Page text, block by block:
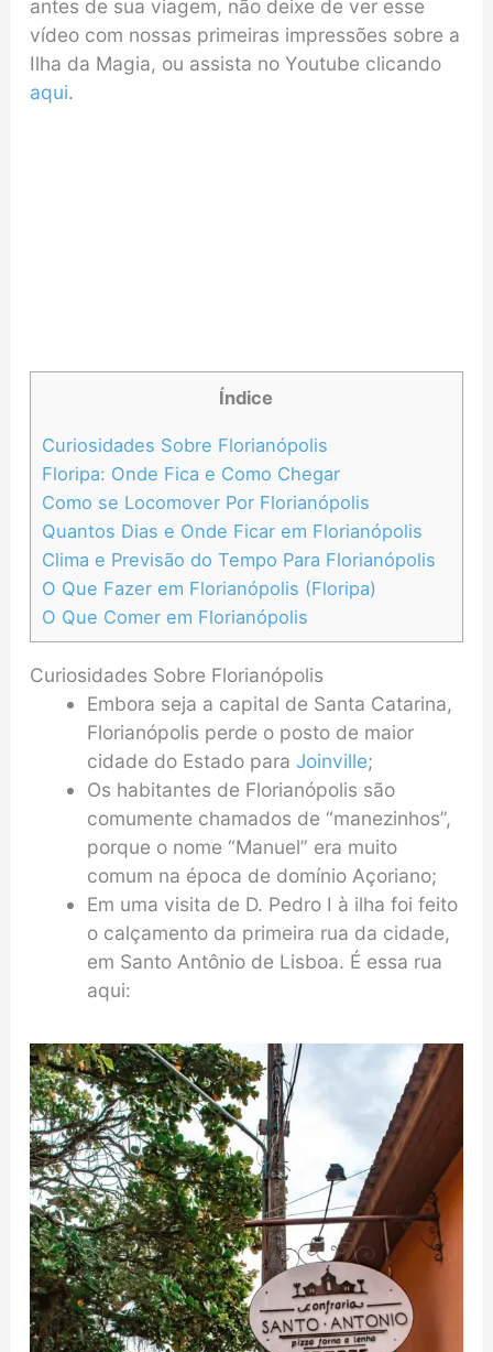
antes de sua viagem, não deixe de ver esse
vídeo com nossas primeiras impressões sobre a
Ilha da Magia, ou assista no Youtube clicando
aqui.
Índice
Curiosidades Sobre Florianópolis
Floripa: Onde Fica e Como Chegar
Como se Locomover Por Florianópolis
Quantos Dias e Onde Ficar em Florianópolis
Clima e Previsão do Tempo Para Florianópolis
O Que Fazer em Florianópolis (Floripa)
O Que Comer em Florianópolis
Curiosidades Sobre Florianópolis
Embora seja a capital de Santa Catarina,
Florianópolis perde o posto de maior
cidade do Estado para Joinville;
Os habitantes de Florianópolis são
comumente chamados de “manezinhos”,
porque o nome “Manuel” era muito
comum na época de domínio Açoriano;
Em uma visita de D. Pedro I à ilha foi feito
o calçamento da primeira rua da cidade,
em Santo Antônio de Lisboa. É essa rua
aqui: